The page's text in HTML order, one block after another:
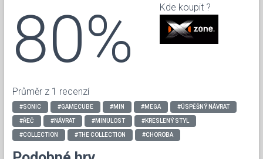
80%
Průměr z 1 recenzí
Kde koupit ?
#SONIC #GAMECUBE #MIN #MEGA #ÚSPĚŠNÝ NÁVRAT
#ŘEČ #NÁVRAT #MINULOST #KRESLENÝ STYL
#COLLECTION #THE COLLECTION #CHOROBA